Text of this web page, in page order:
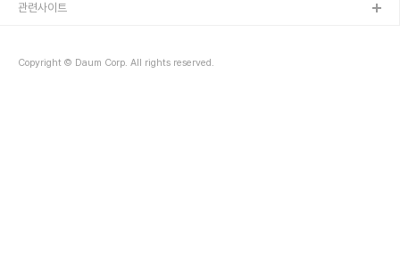
Copyright © Daum Corp. All rights reserved.
관련사이트